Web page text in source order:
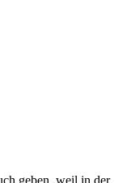
geben ,weil in der